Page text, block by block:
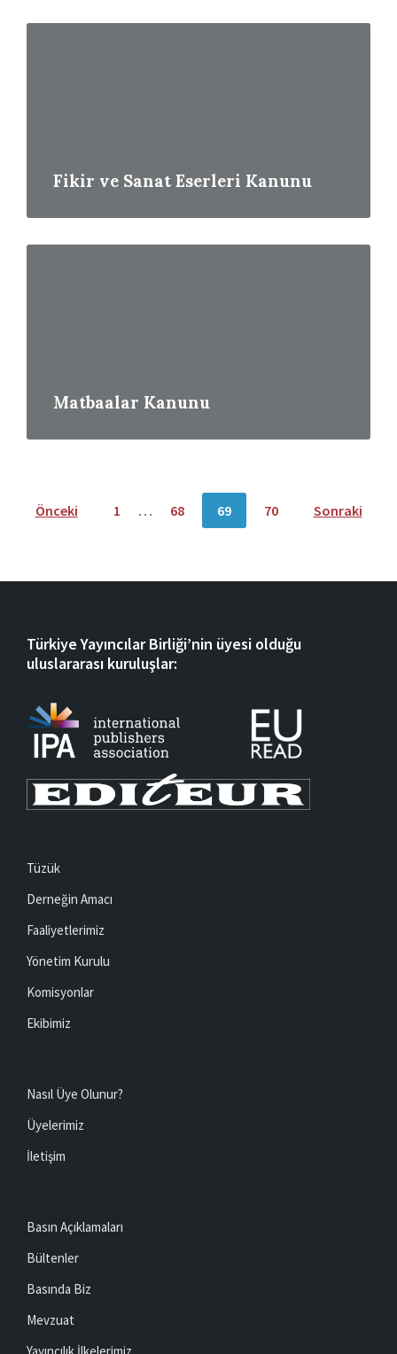
Fikir ve Sanat Eserleri Kanunu
Read
Matbaalar Kanunu
Read
Yazı
Önceki 1 … 68 69 70 Sonraki
Türkiye Yayıncılar Birliği’nin üyesi olduğu
uluslararası kuruluşlar:
Tüzük
Derneğin Amacı
Faaliyetlerimiz
Yönetim Kurulu
Komisyonlar
Ekibimiz
Nasıl Üye Olunur?
Üyelerimiz
İletişim
Basın Açıklamaları
Bültenler
Basında Biz
Mevzuat
Yayıncılık İlkelerimiz